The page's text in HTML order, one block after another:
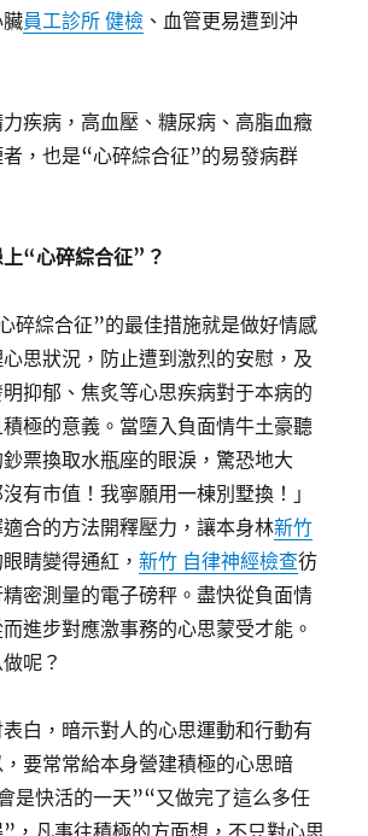
員工診所 健檢 、血管更易遭到沖
疾病，高血壓、糖尿病、高脂血癥
，也是“心碎綜合征”的易發病群
“心碎綜合征”？
碎綜合征”的最佳措施就是做好情感
思狀況，防止遭到激烈的安慰，及
抑郁、焦炙等心思疾病對于本病的
極的意義。當墮入負面情牛土豪聽
票換取水瓶座的眼淚，驚恐地大
有市值！我寧願用一棟別墅換！」
合的方法開釋壓力，讓本身林新竹
睛變得通紅，新竹 自律神經檢查彷
密測量的電子磅秤。盡快從負面情
進步對應激事務的心思蒙受才能。
呢？
白，暗示對人的心思運動和行動有
要常常給本身營建積極的心思暗
是快活的一天”“又做完了這么多任
，凡事往積極的方面想，不只對心思